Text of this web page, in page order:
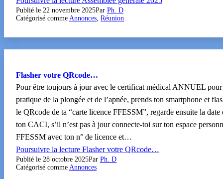
Publié le 22 novembre 2025Par Ph. D
Catégorisé comme Annonces, Réunion
Flasher votre QRcode…
Pour être toujours à jour avec le certificat médical ANNUEL
pratique de la plongée et de l’apnée, prends ton smartphone et
le QRcode de ta “carte licence FFESSM”, regarde ensuite la date
ton CACI, s’il n’est pas à jour connecte-toi sur ton espace
FFESSM avec ton n° de licence et…
Poursuivre la lecture Flasher votre QRcode…
Publié le 28 octobre 2025Par Ph. D
Catégorisé comme Annonces